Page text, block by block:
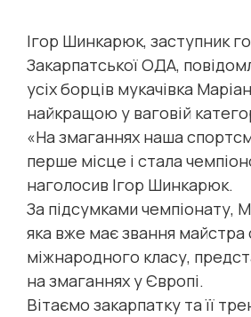
Ігор Шинкарюк, заступник
Закарпатської ОДА,
усіх борців мукачівка
найкращою у ваговій
«На змаганнях наша
перше місце і стала
наголосив Ігор Шинкарюк.
За підсумками чемпіонату,
яка вже має звання майстра
міжнародного класу,
на змаганнях у Європі.
Вітаємо закарпатку та її